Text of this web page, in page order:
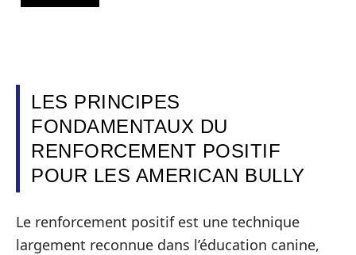
LES PRINCIPES
FONDAMENTAUX DU
RENFORCEMENT POSITIF
POUR LES AMERICAN BULLY
Le renforcement positif est une technique
largement reconnue dans l’éducation canine,